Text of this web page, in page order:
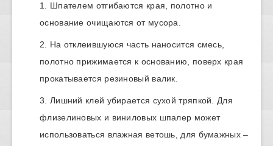
Шпателем отгибаются края, полотно и
основание очищаются от мусора.
На отклеившуюся часть наносится смесь,
полотно прижимается к основанию, поверх края
прокатывается резиновый валик.
Лишний клей убирается сухой тряпкой. Для
флизелиновых и виниловых шпалер может
использоваться влажная ветошь, для бумажных –